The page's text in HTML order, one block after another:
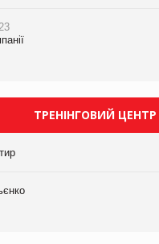
ТРЕНІНГОВИЙ ЦЕНТР